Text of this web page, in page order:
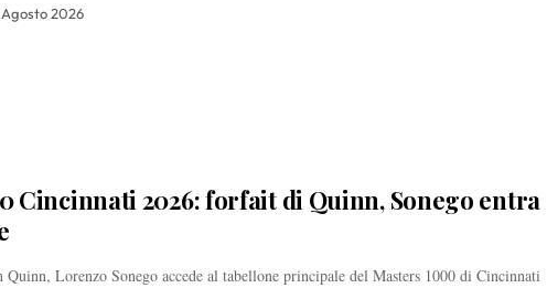
2026
Cincinnati 2026: forfait di Quinn, Sonego entra
Lorenzo Sonego accede al tabellone principale del Masters 1000 di Cincinnati